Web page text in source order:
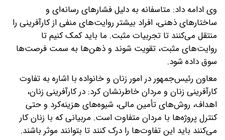
وی ادامه داد: متاسفانه به دلیل فشارهای رسانه‌ای و
ساختارهای ذهنی، افراد بیشتر روایت‌های منفی از کارآفرینی را
منتقل می‌کنند تا تجربیات مثبت. ما باید کمک کنیم تا
روایت‌های مثبت، تقویت شوند و ذهن‌ها به سمت فرصت‌ها
سوق داده شود.
معاون رئیس‌جمهور در امور زنان و خانواده با اشاره به تفاوت
کارآفرینی زنان و مردان خاطرنشان کرد: در کارآفرینی زنان،
اهداف، روش‌های تأمین مالی، شیوه‌های هزینه‌کرد و حتی
کنترل پروژه‌ها با مردان متفاوت است. مربیانی که با زنان کار
می‌کنند باید این تفاوت‌ها را درک کنند تا بتوانند موثر باشند.